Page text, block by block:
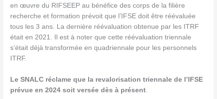
en œuvre du RIFSEEP au bénéfice des corps de la filière
recherche et formation prévoit que l’IFSE doit être réévaluée
tous les 3 ans. La dernière réévaluation obtenue par les ITRF
était en 2021. Il est à noter que cette réévaluation triennale
s’était déjà transformée en quadriennale pour les personnels
ITRF.
Le SNALC réclame que la revalorisation triennale de l’IFSE
prévue en 2024 soit versée dès à présent